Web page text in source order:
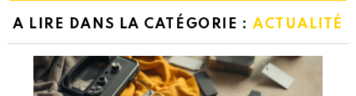
A LIRE DANS LA CATÉGORIE : ACTUALITÉ